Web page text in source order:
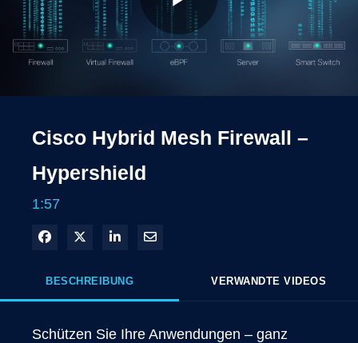
Play
Cisco Hybrid Mesh Firewall –
Hypershield
1:57
In Facebook freigeben
Teilen auf X
In LinkedIn teilen
Per E-Mail teilen
BESCHREIBUNG VERWANDTE VIDEOS
Schützen Sie Ihre Anwendungen – ganz